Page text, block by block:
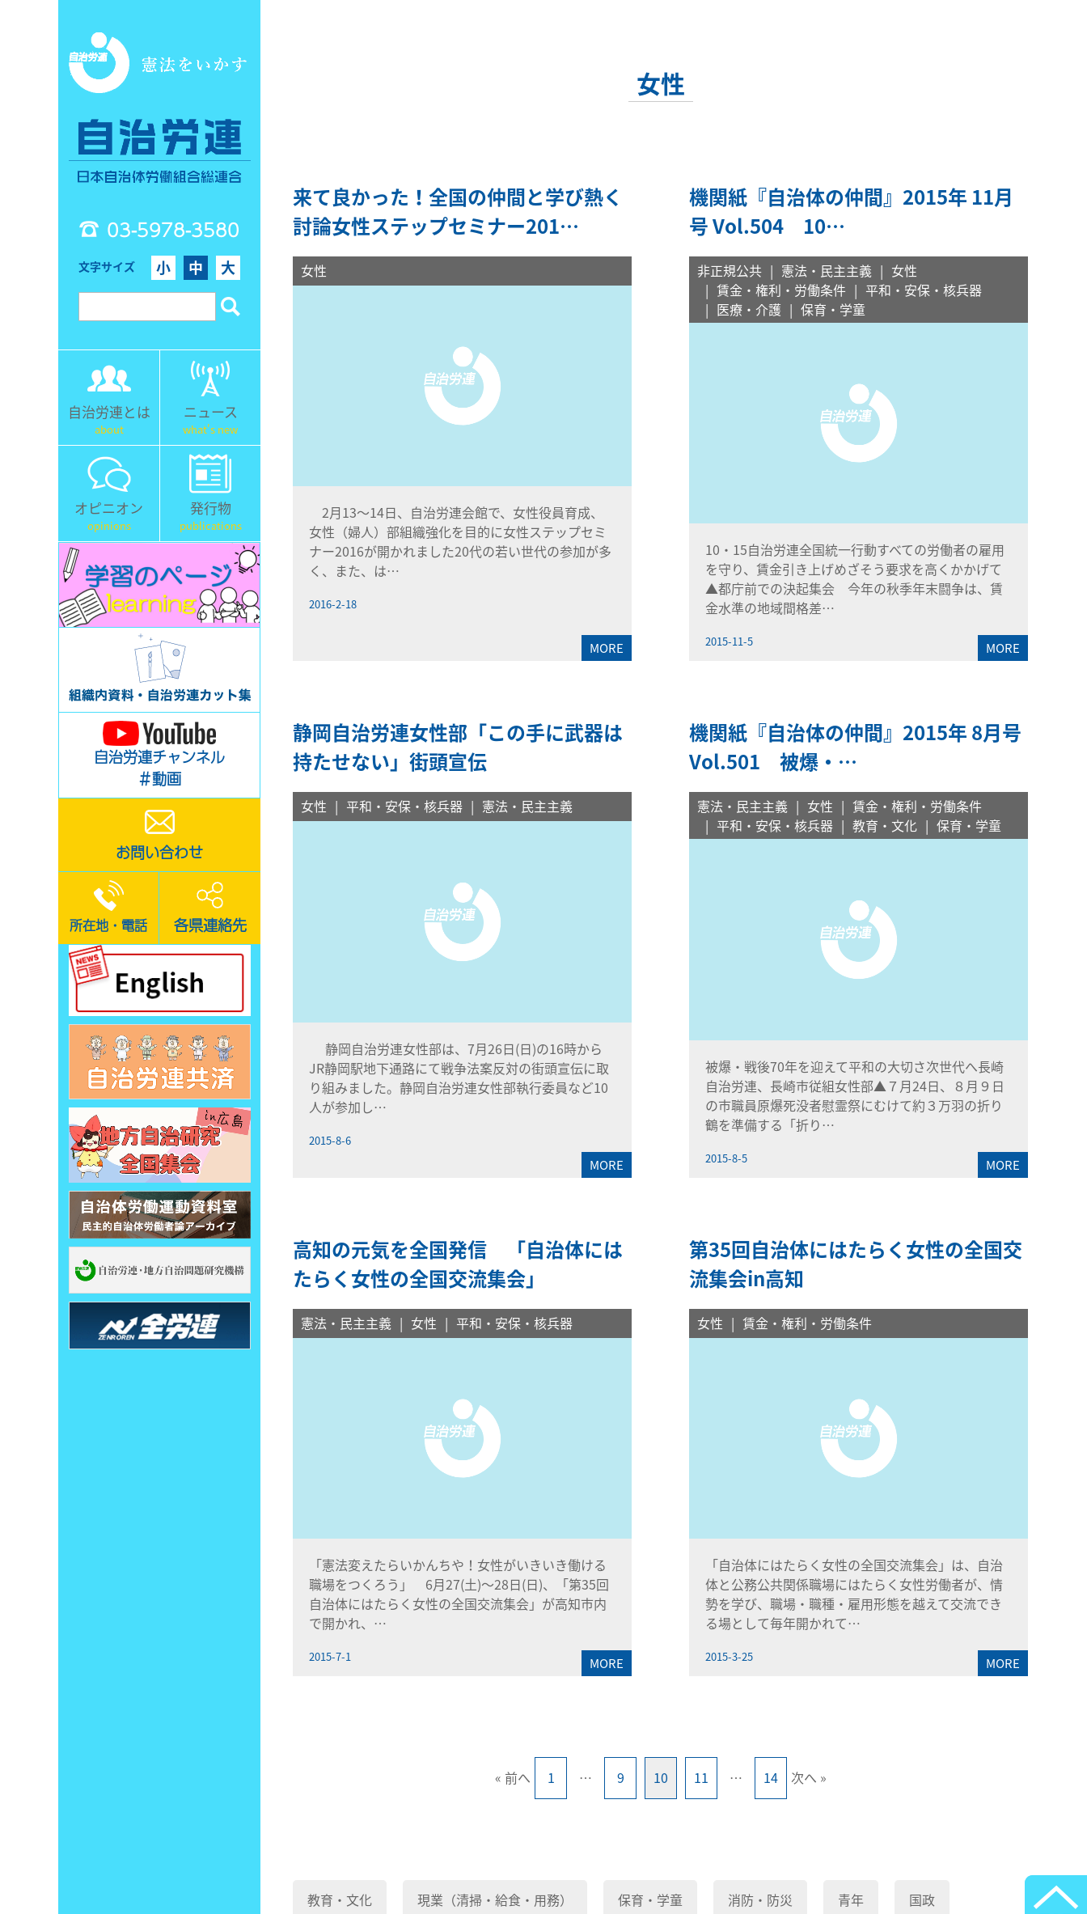
03-5978-3580
文字サイズ 小 中 大
自治労連とは
about
ニュース
what's new
オピニオン
opinions
発行物
publications
自治労連チャンネル
＃動画
お問い合わせ
所在地・電話 各県連絡先
女性
来て良かった！全国の仲間と学び熱く
討論女性ステップセミナー201…
女性
2月13～14日、自治労連会館で、女性役員育成、
女性（婦人）部組織強化を目的に女性ステップセミ
ナー2016が開かれました20代の若い世代の参加が多
く、また、は…
2016-2-18
MORE
機関紙『自治体の仲間』2015年 11月
号 Vol.504 10…
非正規公共 憲法・民主主義
女性
賃金・権利・労働条件
平和・安保・核兵器
医療・介護
保育・学童
10・15自治労連全国統一行動すべての労働者の雇用
を守り、賃金引き上げめざそう要求を高くかかげて
▲都庁前での決起集会 今年の秋季年末闘争は、賃
金水準の地域間格差…
2015-11-5 MORE
静岡自治労連女性部「この手に武器は
持たせない」街頭宣伝
女性 平和・安保・核兵器 憲法・民主主義
静岡自治労連女性部は、7月26日(日)の16時から
JR静岡駅地下通路にて戦争法案反対の街頭宣伝に取
り組みました。静岡自治労連女性部執行委員など10
人が参加し…
2015-8-6
MORE
機関紙『自治体の仲間』2015年 8月号
Vol.501 被爆・…
憲法・民主主義 女性
賃金・権利・労働条件
平和・安保・核兵器
教育・文化 保育・学童
被爆・戦後70年を迎えて平和の大切さ次世代へ長崎
自治労連、長崎市従組女性部▲７月24日、８月９日
の市職員原爆死没者慰霊祭にむけて約３万羽の折り
鶴を準備する「折り…
2015-8-5 MORE
高知の元気を全国発信 「自治体には
たらく女性の全国交流集会」
憲法・民主主義 女性 平和・安保・核兵器
「憲法変えたらいかんちや！女性がいきいき働ける
職場をつくろう」 6月27(土)～28日(日)、「第35回
自治体にはたらく女性の全国交流集会」が高知市内
で開かれ、…
2015-7-1 MORE
第35回自治体にはたらく女性の全国交
流集会in高知
女性 賃金・権利・労働条件
「自治体にはたらく女性の全国交流集会」は、自治
体と公務公共関係職場にはたらく女性労働者が、情
勢を学び、職場・職種・雇用形態を越えて交流でき
る場として毎年開かれて…
2015-3-25 MORE
« 前へ 1 … 9 10 11 … 14 次へ »
教育・文化 現業（清掃・給食・用務） 保育・学童 消防・防災 青年 国政